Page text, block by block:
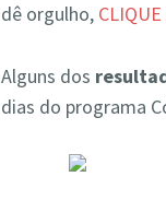
dê orgulho,
Alguns dos
dias do programa